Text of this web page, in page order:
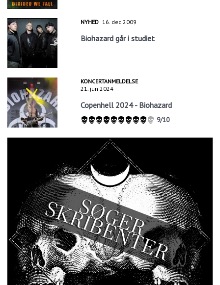
NYHED 16. dec 2009
Biohazard går i studiet
KONCERTANMELDELSE
21. jun 2024
Copenhell 2024 - Biohazard
9/10